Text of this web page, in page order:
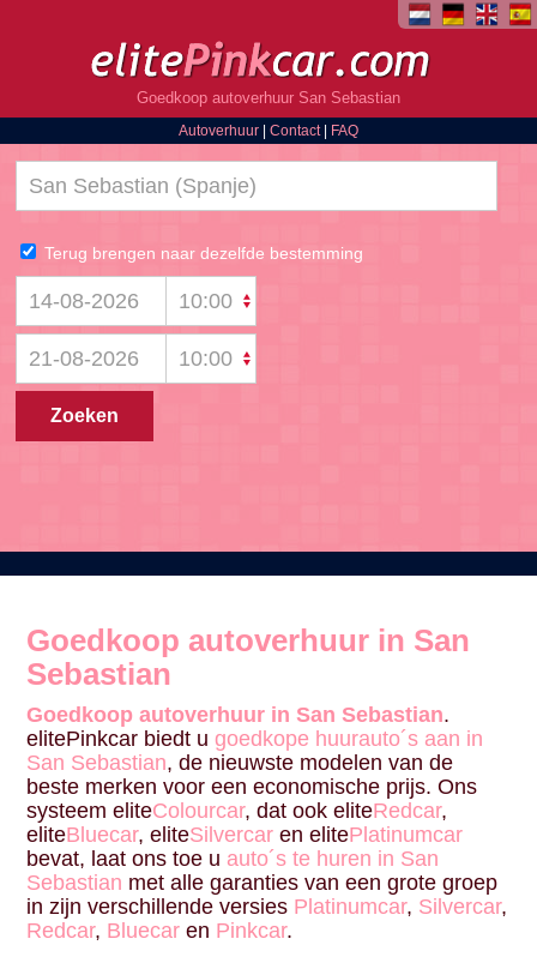
Goedkoop autoverhuur San Sebastian
Autoverhuur
Contact| FAQ
Goedkoop autoverhuur in San
Sebastian
Goedkoop autoverhuur in San Sebastian.
elitePinkcar biedt ugoedkope huurauto´s aan in
San Sebastian, de nieuwste modelen van de
beste merken voor een economische prijs. Ons
systeem eliteColourcar, dat ook eliteRedcar,
eliteBluecar, eliteSilvercar en elitePlatinumcar
bevat, laat ons toe u auto´s te huren in San
Sebastian met alle garanties van een grote groep
in zijn verschillende versies Platinumcar, Silvercar,
Redcar, Bluecar en Pinkcar.
Terug brengen naar dezelfde bestemming